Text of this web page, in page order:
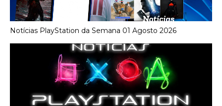
Notícias PlayStation da Semana 01 Agosto 2026